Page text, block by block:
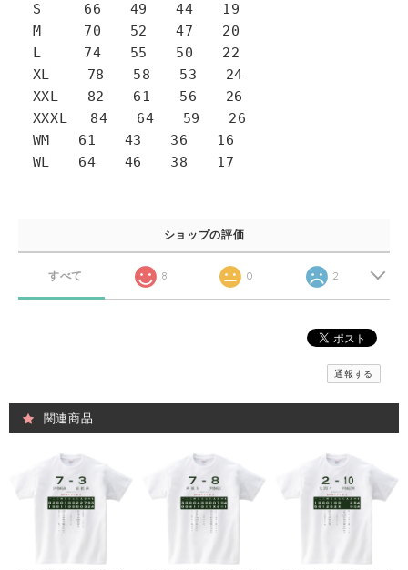
S 66 49 44 19
M 70 52 47 20
L 74 55 50 22
XL 78 58 53 24
XXL 82 61 56 26
XXXL 84 64 59 26
WM 61 43 36 16
WL 64 46 38 17
ショップの評価
すべて 8 0 2
通報する
関連商品